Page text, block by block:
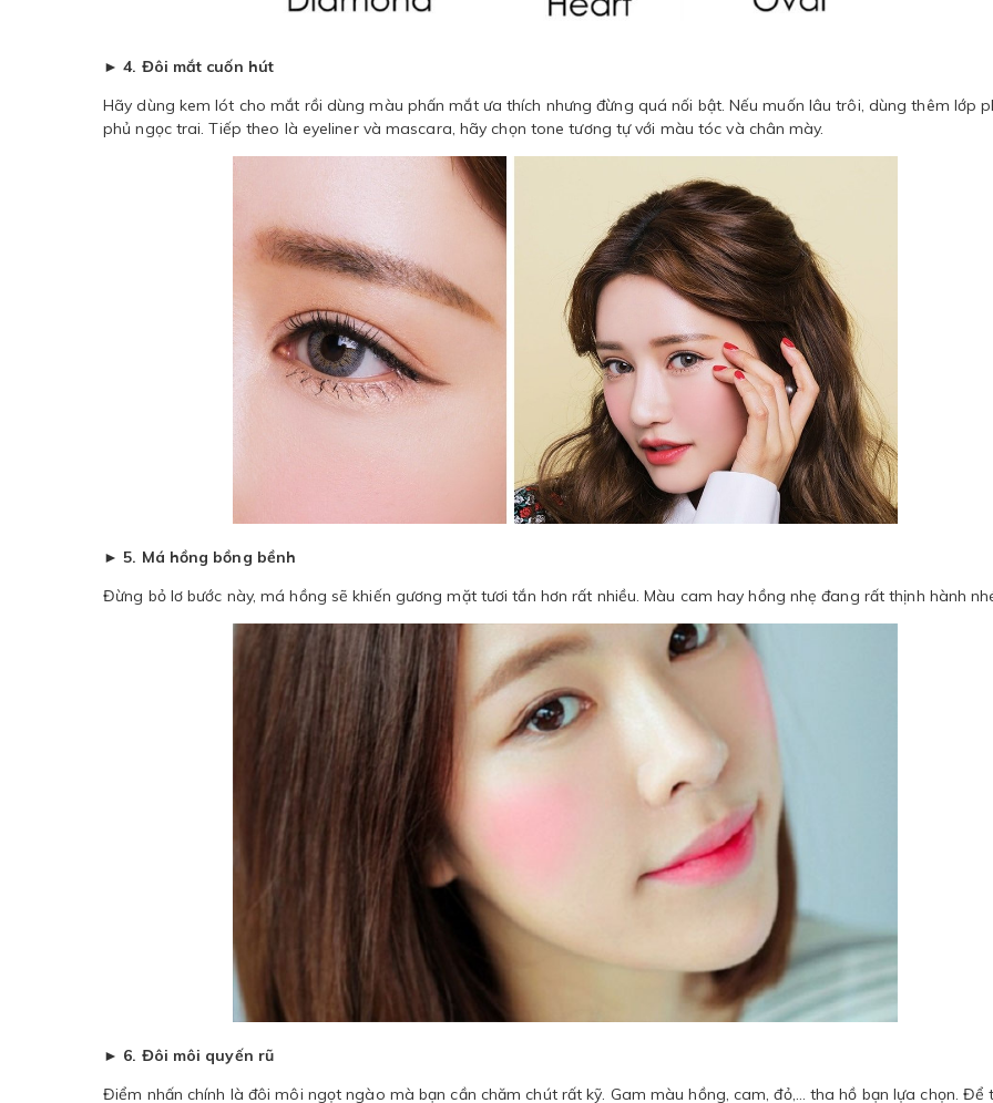
► 4. Đôi mắt cuốn hút
Hãy dùng kem lót cho mắt rồi dùng màu phấn mắt ưa thích nhưng đừng quá nối bật. Nếu muốn lâu trôi, dùng thêm lớp
phủ ngọc trai. Tiếp theo là eyeliner và mascara, hãy chọn tone tương tự với màu tóc và chân mày.
► 5. Má hồng bồng bềnh
Đừng bỏ lơ bước này, má hồng sẽ khiến gương mặt tươi tắn hơn rất nhiều. Màu cam hay hồng nhẹ đang rất thịnh hành
► 6. Đôi môi quyến rũ
Điểm nhấn chính là đôi môi ngọt ngào mà bạn cần chăm chút rất kỹ. Gam màu hồng, cam, đỏ,… tha hồ bạn lựa chọn. Để